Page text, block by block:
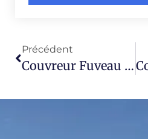
Précédent
Couvreur Fuveau 13710